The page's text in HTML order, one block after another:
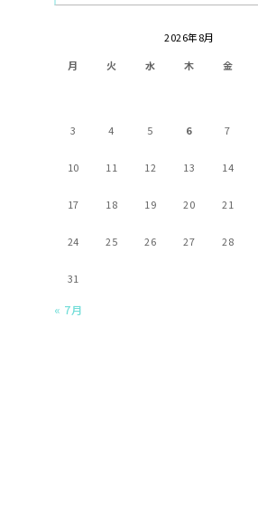
2026年8月
月
火 水 木 金
3 4 5 6 7
10 11 12 13 14
17 18 19 20 21
24 25 26 27 28
31
« 7月